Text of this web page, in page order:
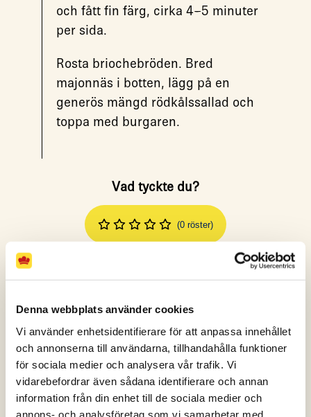
Denna webbplats använder cookies
Vi använder enhetsidentifierare för att anpassa innehållet
och annonserna till användarna, tillhandahålla funktioner
för sociala medier och analysera vår trafik. Vi
vidarebefordrar även sådana identifierare och annan
information från din enhet till de sociala medier och
annons- och analysföretag som vi samarbetar med.
och fått fin färg, cirka 4–5 minuter
per sida.
Rosta briochebröden. Bred
majonnäs i botten, lägg på en
generös mängd rödkålssallad och
toppa med burgaren.
Vad tyckte du?
(0 röster)
Dela
FLER RECEPT